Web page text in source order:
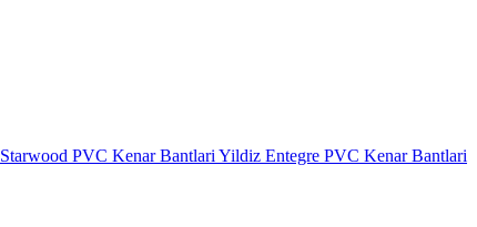
Starwood PVC Kenar Bantlari Yildiz Entegre PVC Kenar Bantlari